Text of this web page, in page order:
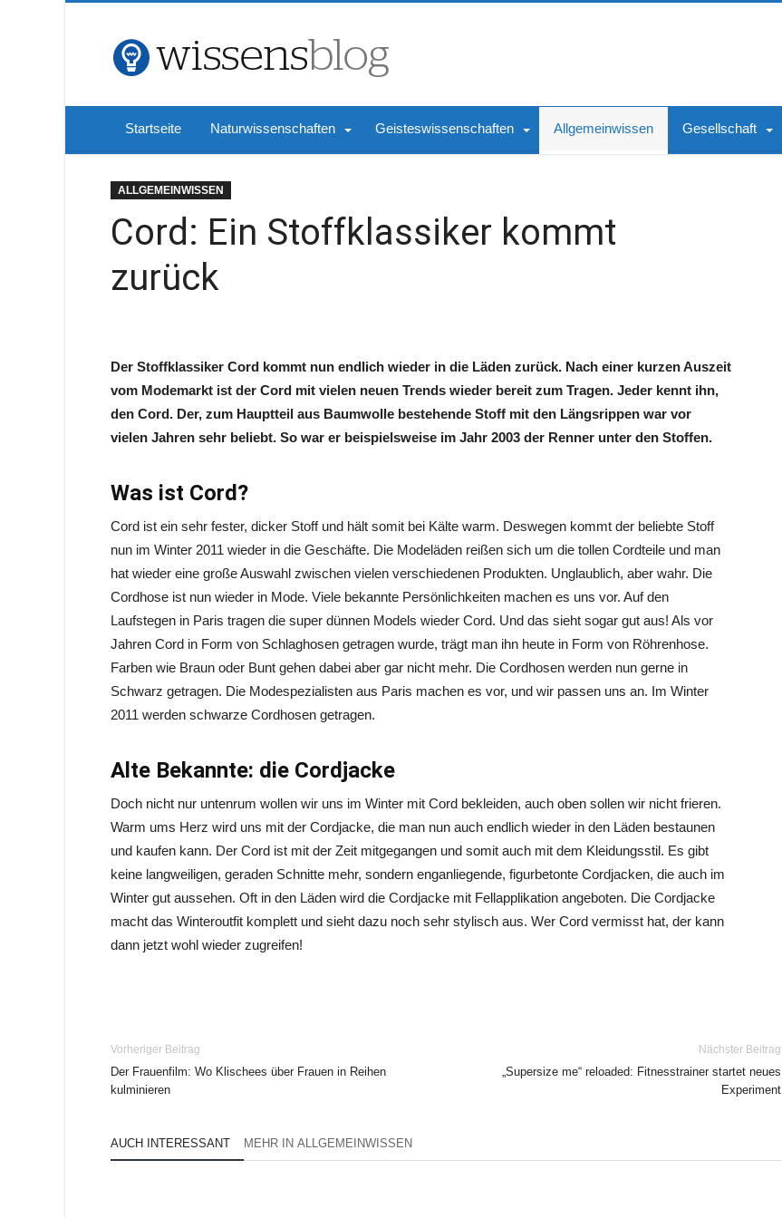
Startseite Naturwissenschaften Geisteswissenschaften Allgemeinwissen Gesellschaft
ALLGEMEINWISSEN
Cord: Ein Stoffklassiker kommt
zurück
Der Stoffklassiker Cord kommt nun endlich wieder in die Läden zurück. Nach einer kurzen Auszeit
vom Modemarkt ist der Cord mit vielen neuen Trends wieder bereit zum Tragen. Jeder kennt ihn,
den Cord. Der, zum Hauptteil aus Baumwolle bestehende Stoff mit den Längsrippen war vor
vielen Jahren sehr beliebt. So war er beispielsweise im Jahr 2003 der Renner unter den Stoffen.
Was ist Cord?
Cord ist ein sehr fester, dicker Stoff und hält somit bei Kälte warm. Deswegen kommt der beliebte Stoff
nun im Winter 2011 wieder in die Geschäfte. Die Modeläden reißen sich um die tollen Cordteile und man
hat wieder eine große Auswahl zwischen vielen verschiedenen Produkten. Unglaublich, aber wahr. Die
Cordhose ist nun wieder in Mode. Viele bekannte Persönlichkeiten machen es uns vor. Auf den
Laufstegen in Paris tragen die super dünnen Models wieder Cord. Und das sieht sogar gut aus! Als vor
Jahren Cord in Form von Schlaghosen getragen wurde, trägt man ihn heute in Form von Röhrenhose.
Farben wie Braun oder Bunt gehen dabei aber gar nicht mehr. Die Cordhosen werden nun gerne in
Schwarz getragen. Die Modespezialisten aus Paris machen es vor, und wir passen uns an. Im Winter
2011 werden schwarze Cordhosen getragen.
Alte Bekannte: die Cordjacke
Doch nicht nur untenrum wollen wir uns im Winter mit Cord bekleiden, auch oben sollen wir nicht frieren.
Warm ums Herz wird uns mit der Cordjacke, die man nun auch endlich wieder in den Läden bestaunen
und kaufen kann. Der Cord ist mit der Zeit mitgegangen und somit auch mit dem Kleidungsstil. Es gibt
keine langweiligen, geraden Schnitte mehr, sondern enganliegende, figurbetonte Cordjacken, die auch im
Winter gut aussehen. Oft in den Läden wird die Cordjacke mit Fellapplikation angeboten. Die Cordjacke
macht das Winteroutfit komplett und sieht dazu noch sehr stylisch aus. Wer Cord vermisst hat, der kann
dann jetzt wohl wieder zugreifen!
Vorheriger Beitrag
Der Frauenfilm: Wo Klischees über Frauen in Reihen
kulminieren
Nächster Beitrag
„Supersize me“ reloaded: Fitnesstrainer startet neues
Experiment
AUCH INTERESSANT MEHR IN ALLGEMEINWISSEN